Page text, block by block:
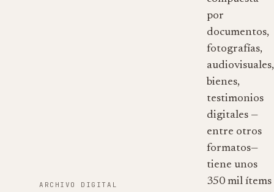
ARCHIVO DIGITAL
por
documentos,
fotografías,
audiovisuales,
bienes,
testimonios
digitales —
entre otros
formatos—
tiene unos
350 mil ítems